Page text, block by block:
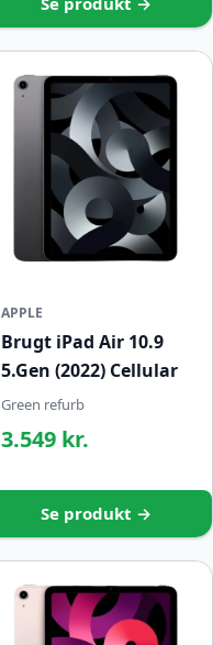
APPLE
Brugt iPad Air 10.9
5.Gen (2022) Cellular
Green refurb
3.549 kr.
Se produkt →